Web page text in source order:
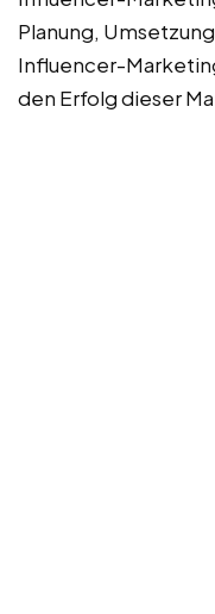
Planung,
Influencer-
den Erfolg dieser